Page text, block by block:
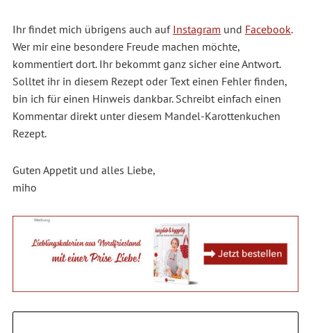
Ihr findet mich übrigens auch auf Instagram und Facebook.
Wer mir eine besondere Freude machen möchte,
kommentiert dort. Ihr bekommt ganz sicher eine Antwort.
Solltet ihr in diesem Rezept oder Text einen Fehler finden,
bin ich für einen Hinweis dankbar. Schreibt einfach einen
Kommentar direkt unter diesem Mandel-Karottenkuchen
Rezept.
Guten Appetit und alles Liebe,
miho